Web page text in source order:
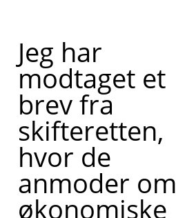
Jeg har
modtaget et
brev fra
skifteretten,
hvor de
anmoder om
økonomiske